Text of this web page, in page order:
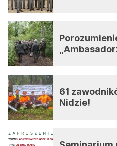
61
Nidzie!